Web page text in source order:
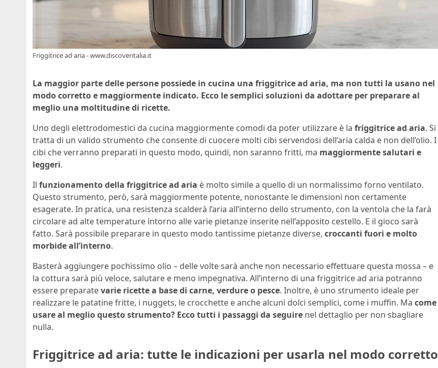
Friggitrice ad aria - www.discoveritalia.it
La maggior parte delle persone possiede in cucina una friggitrice ad aria, ma non tutti la usano nel
modo corretto e maggiormente indicato. Ecco le semplici soluzioni da adottare per preparare al
meglio una moltitudine di ricette.
Uno degli elettrodomestici da cucina maggiormente comodi da poter utilizzare è la friggitrice ad aria. Si
tratta di un valido strumento che consente di cuocere molti cibi servendosi dell’aria calda e non dell’olio. I
cibi che verranno preparati in questo modo, quindi, non saranno fritti, ma maggiormente salutari e
leggeri.
Il funzionamento della friggitrice ad aria è molto simile a quello di un normalissimo forno ventilato.
Questo strumento, però, sarà maggiormente potente, nonostante le dimensioni non certamente
esagerate. In pratica, una resistenza scalderà l’aria all’interno dello strumento, con la ventola che la farà
circolare ad alte temperature intorno alle varie pietanze inserite nell’apposito cestello. E il gioco sarà
fatto. Sarà possibile preparare in questo modo tantissime pietanze diverse, croccanti fuori e molto
morbide all’interno.
Basterà aggiungere pochissimo olio – delle volte sarà anche non necessario effettuare questa mossa – e
la cottura sarà più veloce, salutare e meno impegnativa. All’interno di una friggitrice ad aria potranno
essere preparatevarie ricette a base di carne, verdure o pesce. Inoltre, è uno strumento ideale per
realizzare le patatine fritte, i nuggets, le crocchette e anche alcuni dolci semplici, come i muffin. Ma come
usare al meglio questo strumento? Ecco tutti i passaggi da seguire nel dettaglio per non sbagliare
nulla.
Friggitrice ad aria: tutte le indicazioni per usarla nel modo corretto